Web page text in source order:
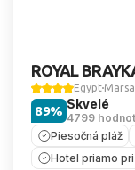
ROYAL
Egypt
Skvelé
4799
89%
Piesočná pláž
Hotel priamo